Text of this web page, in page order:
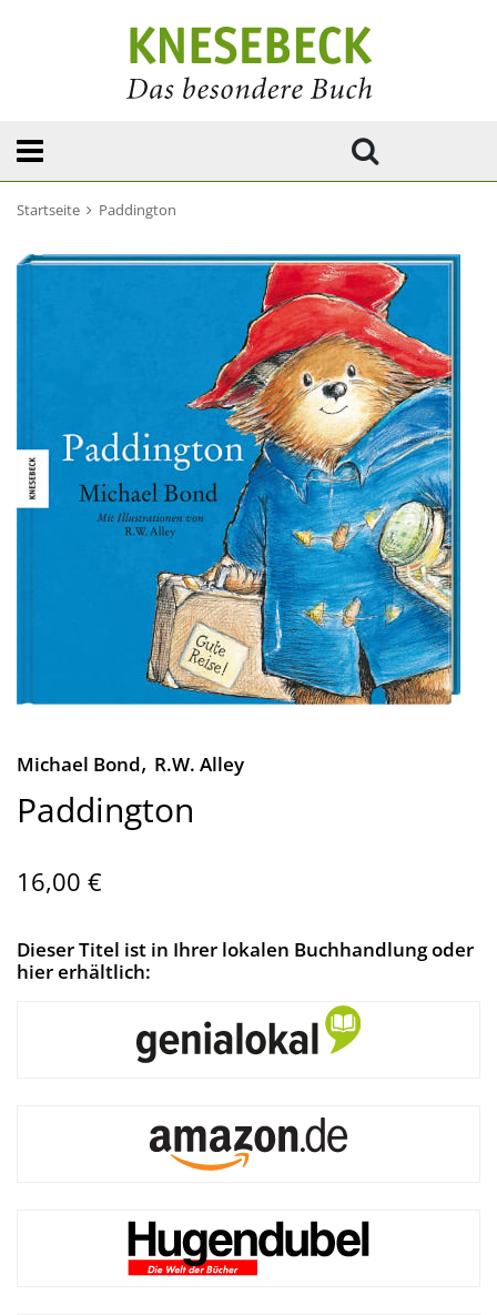
Startseite Paddington
Michael Bond, R.W. Alley
Paddington
16,00 €
Dieser Titel ist in Ihrer lokalen Buchhandlung oder
hier erhältlich: